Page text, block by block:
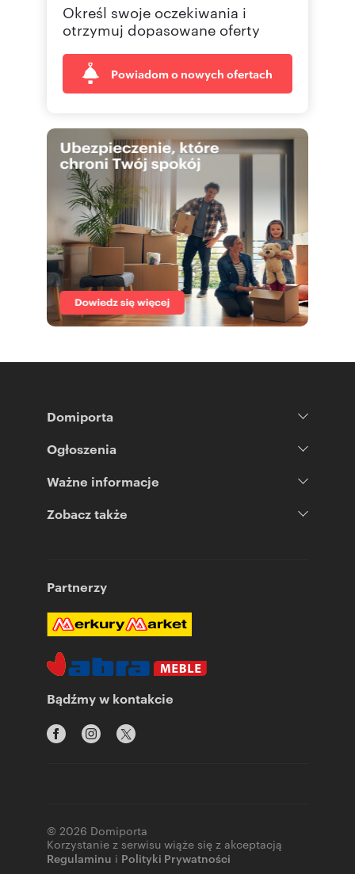
Określ swoje oczekiwania i
otrzymuj dopasowane oferty
Powiadom o nowych ofertach
Domiporta
Ogłoszenia
Ważne informacje
Zobacz także
Partnerzy
Bądźmy w kontakcie
© 2026 Domiporta
Korzystanie z serwisu wiąże się z akceptacją
Regulaminu i Polityki Prywatności